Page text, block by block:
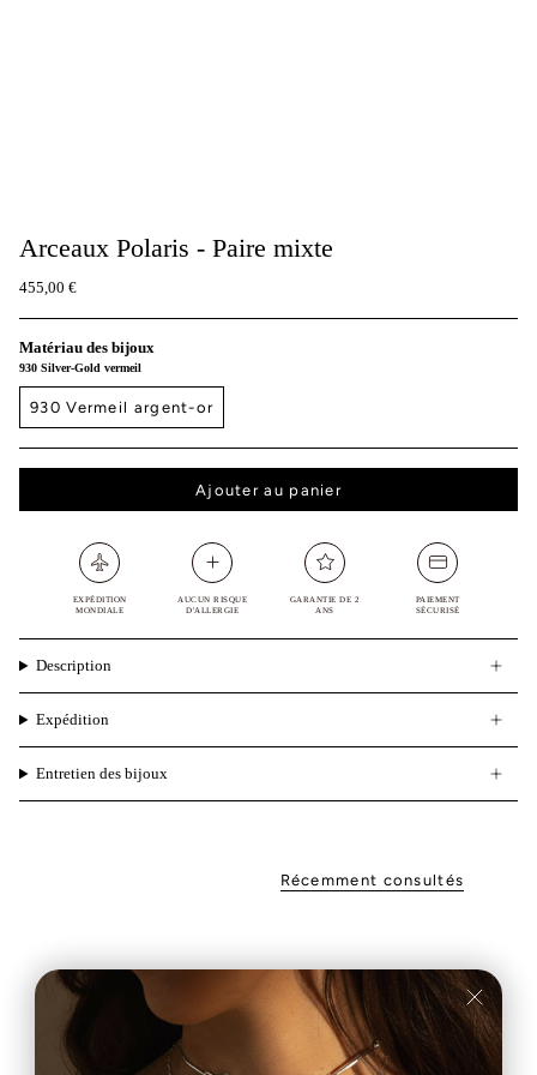
Arceaux Polaris - Paire mixte
455,00 €
Matériau des bijoux
930 Silver-Gold vermeil
930 Vermeil argent-or
Ajouter au panier
EXPÉDITION
MONDIALE
AUCUN RISQUE
D'ALLERGIE
GARANTIE DE 2
ANS
PAIEMENT
SÉCURISÉ
Description
Expédition
Entretien des bijoux
Récemment consultés